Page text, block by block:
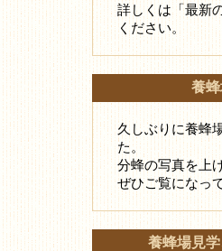
詳しくは「最新
ください。
養
久しぶりに養蜂
た。
分蜂の写真を上
ぜひご覧になっ
養蜂場見